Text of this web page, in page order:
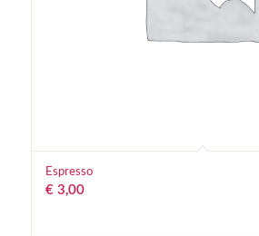
Espresso
€3,00